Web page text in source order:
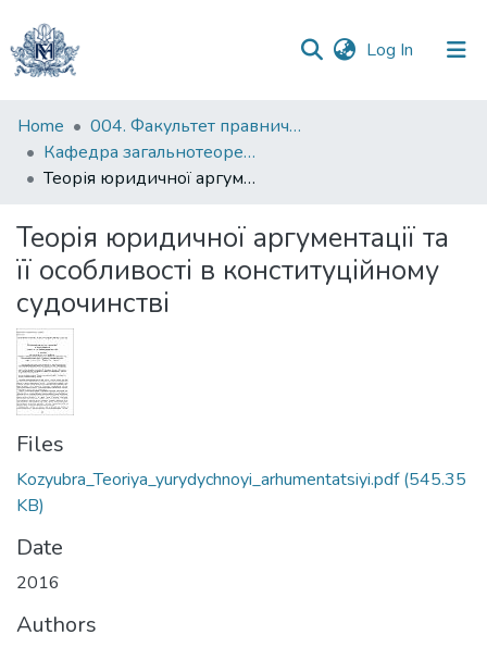
Log In (current)
Communities
&
Collections
Statistics
Home
004. Факультет правничих наук
Кафедра загальнотеоретичного правознавства та публічного права
Теорія юридичної аргументації та її особливості в конституційному судочинстві
Теорія юридичної аргументації та
її особливості в конституційному
судочинстві
Files
Kozyubra_Teoriya_yurydychnoyi_arhumentatsiyi.pdf(545.35
KB)
Date
2016
Authors